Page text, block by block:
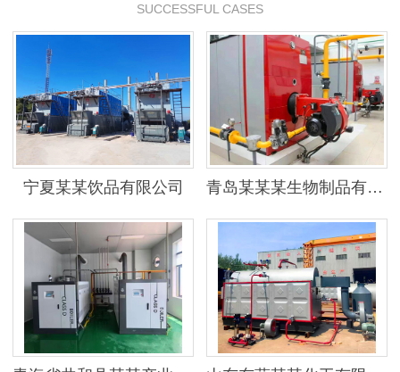
SUCCESSFUL CASES
宁夏某某饮品有限公司 青岛某某某生物制品有限公司